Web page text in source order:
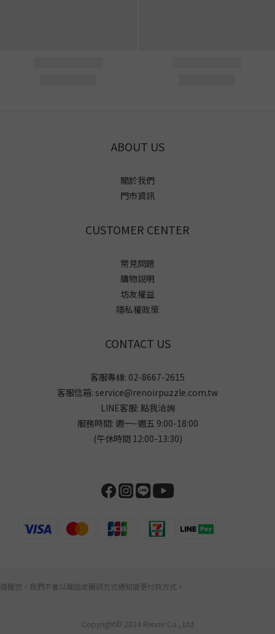
ABOUT US
關於我們
門市資訊
CUSTOMER CENTER
常見問題
購物說明
坊友權益
隱私權政策
CONTACT US
客服專線: 02-8667-2615
客服信箱: service@renoirpuzzle.com.tw
LINE客服: 點我洽詢
服務時間: 週一~週五 9:00-18:00
(午休時間 12:00-13:30)
提醒您，我們不會以電話或簡訊方式通知變更付款方式。
Copyright© 2024 Renoir Co., Ltd